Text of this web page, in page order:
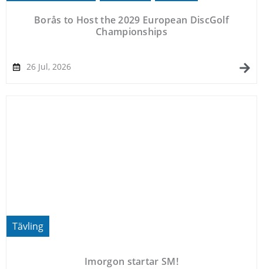
Borås to Host the 2029 European DiscGolf
Championships
26 Jul, 2026
Tävling
Imorgon startar SM!